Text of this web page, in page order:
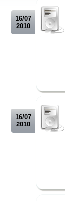
16/07
2010
16/07
2010